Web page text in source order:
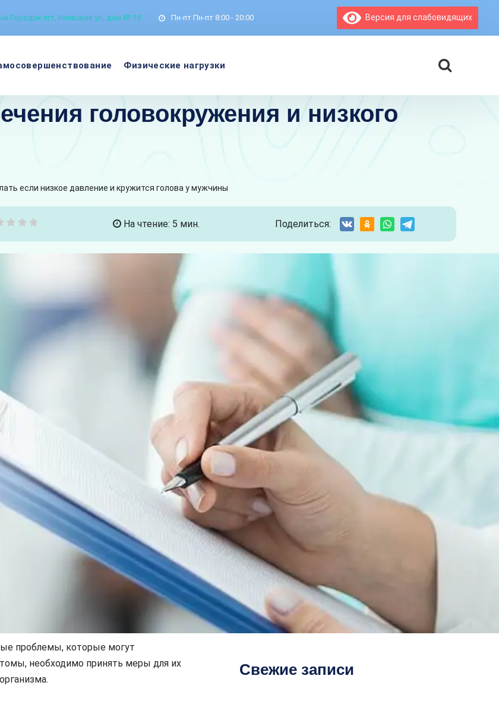
Городок пгт, Киевская ул, дом № 19 Пн-пт Пн-пт 8:00 - 20:00 Версия для слабовидящих
Физические нагрузки
головокружения и низкого
если низкое давление и кружится голова у мужчины
На чтение: 5 мин. Поделиться:
проблемы, которые могут
необходимо принять меры для их
Свежие записи